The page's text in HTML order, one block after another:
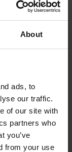
About
ads, to
our traffic.
of our site with
partners who
you’ve
from your use
Airflake Blade
4kr /mån
ca 7 kg